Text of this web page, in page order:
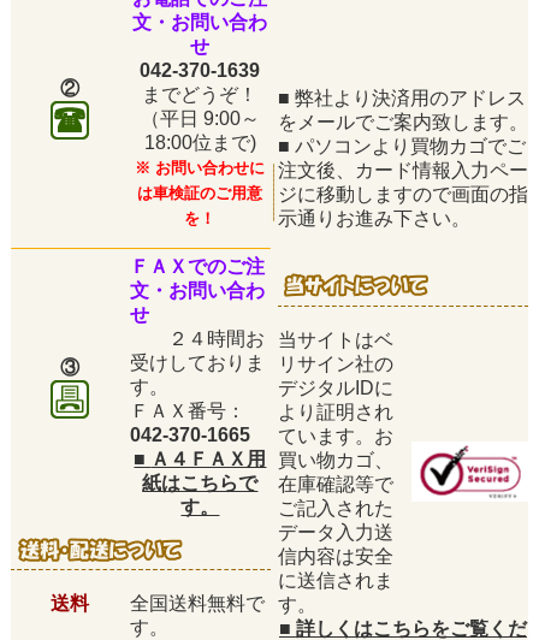
②
文・お問い合わ
せ
042-370-1639
までどうぞ！
（平日 9:00～
18:00位まで)
※ お問い合わせに
は車検証のご用意
を！
■ 弊社より決済用のアドレス
をメールでご案内致します。
■ パソコンより買物カゴでご
注文後、カード情報入力ペー
ジに移動しますので画面の指
示通りお進み下さい。
③
ＦＡＸでのご注
文・お問い合わ
せ
２４時間お
受けしておりま
す。
ＦＡＸ番号：
042-370-1665
当サイトはベ
リサイン社の
デジタルIDに
より証明され
ています。お
買い物カゴ、
在庫確認等で
ご記入された
データ入力送
信内容は安全
に送信されま
す。
■ 詳しくはこちらをご覧くだ
■ Ａ４ＦＡＸ用
紙はこちらで
す。
送料
全国送料無料で
す。